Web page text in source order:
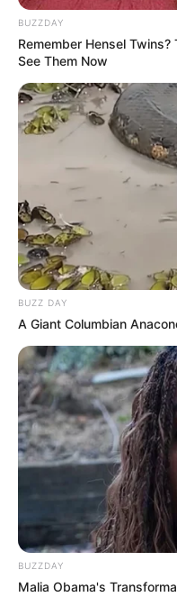
BUZZDAY
Remember Hensel
See Them Now
BUZZ DAY
A Giant Columbian
BUZZDAY
Malia Obama's